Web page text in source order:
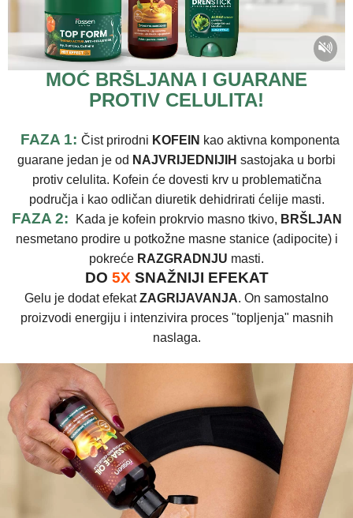
MOĆ BRŠLJANA I GUARANE
PROTIV CELULITA!
FAZA 1: Čist prirodni KOFEIN kao aktivna komponenta
guarane jedan je od NAJVRIJEDNIJIH sastojaka u borbi
protiv celulita. Kofein će dovesti krv u problematična
područja i kao odličan diuretik dehidrirati ćelije masti.
FAZA 2: Kada je kofein prokrvio masno tkivo, BRŠLJAN
nesmetano prodire u potkožne masne stanice (adipocite) i
pokreće RAZGRADNJU masti.
DO 5X SNAŽNIJI EFEKAT
Gelu je dodat efekatZAGRIJAVANJA. On samostalno
proizvodi energiju i intenzivira proces "topljenja" masnih
naslaga.